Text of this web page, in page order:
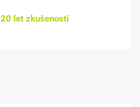
20 let zkušeností